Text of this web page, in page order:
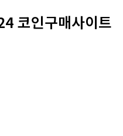
코인구매사이트